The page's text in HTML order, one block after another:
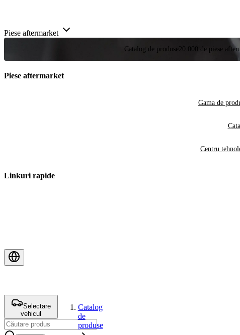
Piese aftermarket
Catalog de produse 20.000 de piese
Piese aftermarket
Gama de
Centru
Linkuri rapide
Selectare
vehicul
Catalog
de
produse